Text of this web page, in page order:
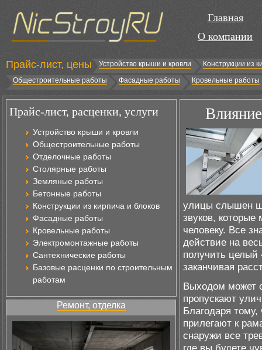
Главная
О компании
Прайс-лист, цены Устройство крыши и кровли
Конструкции из
Общестроительные работы
Фасадные работы Кровельные работы
Прайс-лист, расценки, услуги
Устройство крыши и кровли
Общестроительные работы
Отделочные работы
Столярные работы
Земляные работы
Бетонные работы
Конструкции из кирпича и блоков
Фасадные работы
Кровельные работы
Электромонтажные работы
Сантехнические работы
Базовые расценки по строительным
работам
Ремонт, отделка
улицы слышен
звуков,
человеку. Все
действие на
получить целый
заканчивая
Выходом может
пропускают
Благодаря
прилегают к
снаружи все
где вы будете